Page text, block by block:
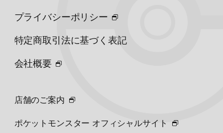
プライバシーポリシー
特定商取引法に基づく表記
会社概要
店舗のご案内
ポケットモンスター オフィシャルサイト